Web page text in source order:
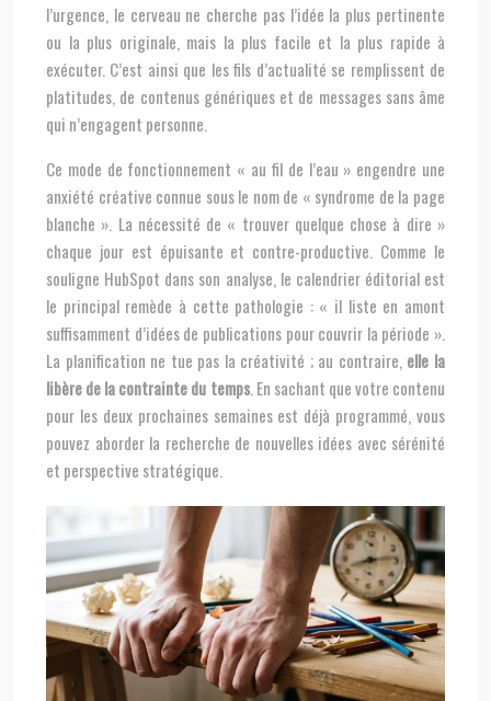
l’urgence, le cerveau ne cherche pas l’idée la plus pertinente
ou la plus originale, mais la plus facile et la plus rapide à
exécuter. C’est ainsi que les fils d’actualité se remplissent de
platitudes, de contenus génériques et de messages sans âme
qui n’engagent personne.
Ce mode de fonctionnement « au fil de l’eau » engendre une
anxiété créative connue sous le nom de « syndrome de la page
blanche ». La nécessité de « trouver quelque chose à dire »
chaque jour est épuisante et contre-productive. Comme le
souligne HubSpot dans son analyse, le calendrier éditorial est
le principal remède à cette pathologie : « il liste en amont
suffisamment d’idées de publications pour couvrir la période ».
La planification ne tue pas la créativité ; au contraire, elle la
libère de la contrainte du temps. En sachant que votre contenu
pour les deux prochaines semaines est déjà programmé, vous
pouvez aborder la recherche de nouvelles idées avec sérénité
et perspective stratégique.